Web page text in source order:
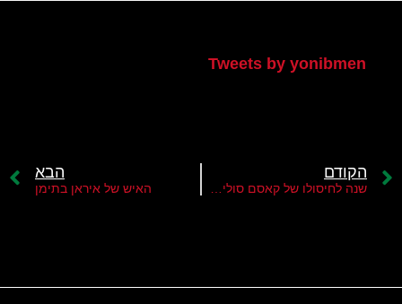
Tweets by yonibmen
הקודם
שנה לחיסולו של קאסם סולימאני
הבא
האיש של איראן בתימן